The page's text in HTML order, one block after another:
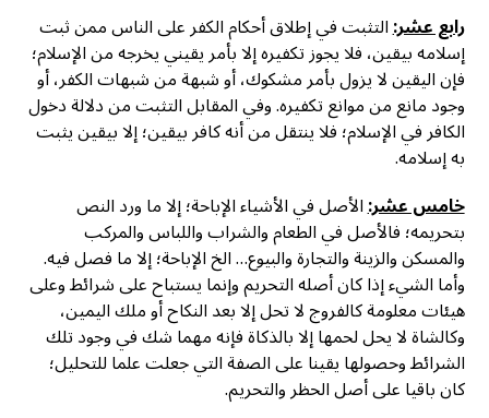
رابع عشر:التثبت في إطلاق أحكام الكفر على الناس ممن ثبت
إسلامه بيقين، فلا يجوز تكفيره إلا بأمر يقيني يخرجه من الإسلام؛
فإن اليقين لا يزول بأمر مشكوك، أو شبهة من شبهات الكفر، أو
وجود مانع من موانع تكفيره. وفي المقابل التثبت من دلالة دخول
الكافر في الإسلام؛ فلا ينتقل من أنه كافر بيقين؛ إلا بيقين يثبت
به إسلامه.
خامس عشر:الأصل في الأشياء الإباحة؛ إلا ما ورد النص
بتحريمه؛ فالأصل في الطعام والشراب واللباس والمركب
والمسكن والزينة والتجارة والبيوع… الخ الإباحة؛ إلا ما فصل فيه.
وأما الشيء إذا كان أصله التحريم وإنما يستباح على شرائط وعلى
هيئات معلومة كالفروج لا تحل إلا بعد النكاح أو ملك اليمين،
وكالشاة لا يحل لحمها إلا بالذكاة فإنه مهما شك في وجود تلك
الشرائط وحصولها يقينا على الصفة التي جعلت علما للتحليل؛
كان باقيا على أصل الحظر والتحريم.